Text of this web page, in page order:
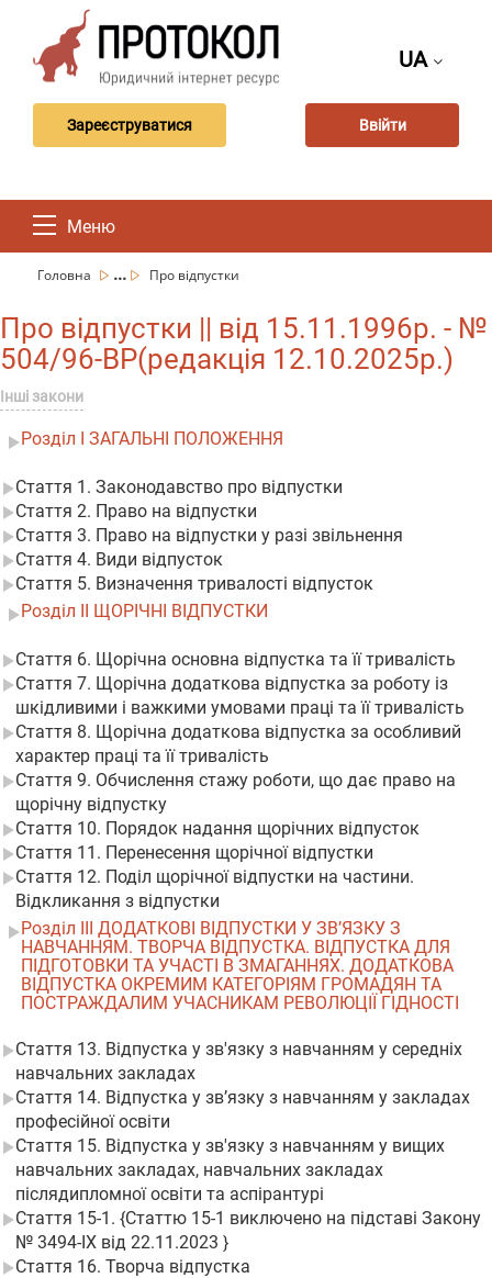
UA
Зареєструватися Ввійти
Меню
Головна ... Про відпустки
Про відпустки || від 15.11.1996р. - №
504/96-ВР(редакція 12.10.2025р.)
Інші закони
Розділ I ЗАГАЛЬНІ ПОЛОЖЕННЯ
Стаття 1. Законодавство про відпустки
Стаття 2. Право на відпустки
Стаття 3. Право на відпустки у разі звільнення
Стаття 4. Види відпусток
Стаття 5. Визначення тривалості відпусток
Розділ II ЩОРІЧНІ ВІДПУСТКИ
Стаття 6. Щорічна основна відпустка та її тривалість
Стаття 7. Щорічна додаткова відпустка за роботу із
шкідливими і важкими умовами праці та її тривалість
Стаття 8. Щорічна додаткова відпустка за особливий
характер праці та її тривалість
Стаття 9. Обчислення стажу роботи, що дає право на
щорічну відпустку
Стаття 10. Порядок надання щорічних відпусток
Стаття 11. Перенесення щорічної відпустки
Стаття 12. Поділ щорічної відпустки на частини.
Відкликання з відпустки
Розділ III ДОДАТКОВІ ВІДПУСТКИ У ЗВ’ЯЗКУ З
НАВЧАННЯМ. ТВОРЧА ВІДПУСТКА. ВІДПУСТКА ДЛЯ
ПІДГОТОВКИ ТА УЧАСТІ В ЗМАГАННЯХ. ДОДАТКОВА
ВІДПУСТКА ОКРЕМИМ КАТЕГОРІЯМ ГРОМАДЯН ТА
ПОСТРАЖДАЛИМ УЧАСНИКАМ РЕВОЛЮЦІЇ ГІДНОСТІ
Стаття 13. Відпустка у зв'язку з навчанням у середніх
навчальних закладах
Стаття 14. Відпустка у зв’язку з навчанням у закладах
професійної освіти
Стаття 15. Відпустка у зв'язку з навчанням у вищих
навчальних закладах, навчальних закладах
післядипломної освіти та аспірантурі
Стаття 15-1. {Статтю 15-1 виключено на підставі Закону
№ 3494-IX від 22.11.2023 }
Стаття 16. Творча відпустка